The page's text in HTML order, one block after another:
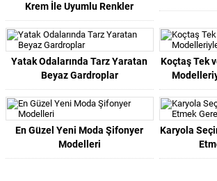
Krem İle Uyumlu Renkler
Yatak Odalarında Tarz Yaratan
Beyaz Gardroplar
Koçtaş Tek
En Güzel Yeni Moda Şifonyer
Modelleri
Karyola